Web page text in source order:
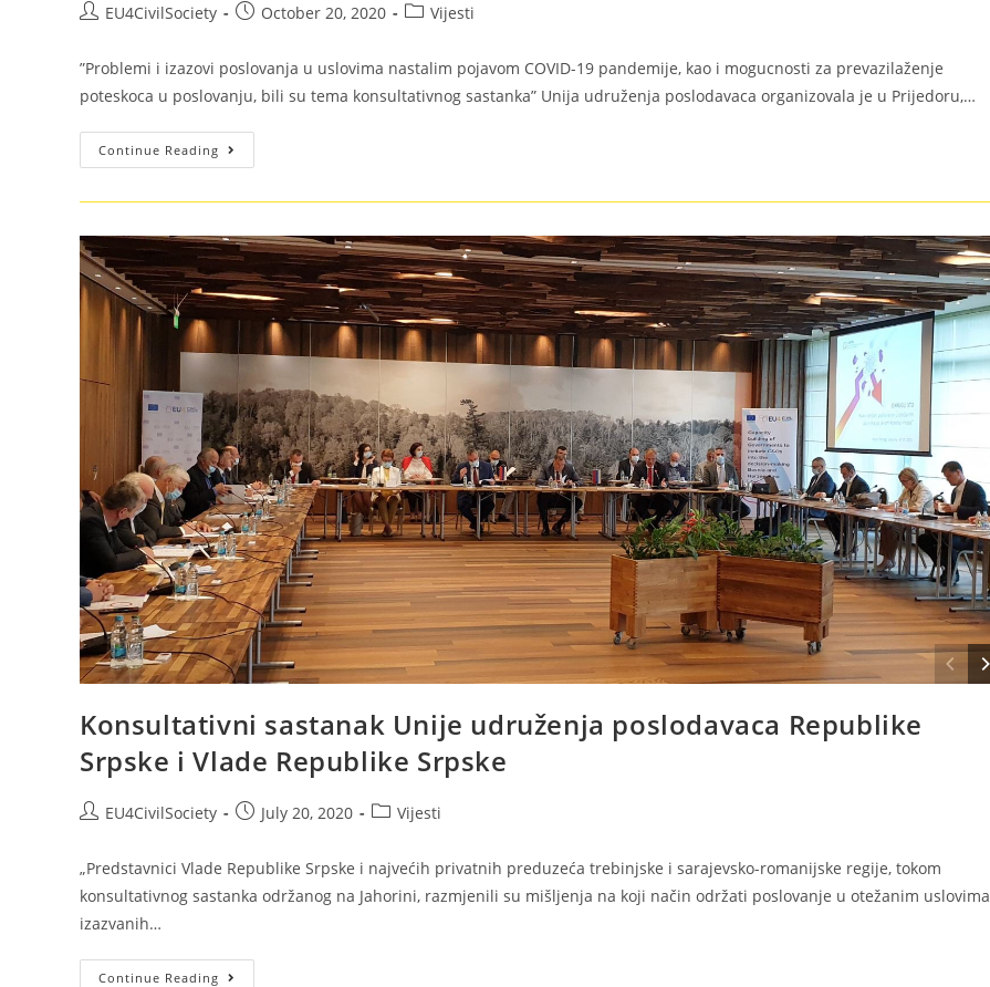
EU4CivilSociety October 20, 2020 Vijesti
”Problemi i izazovi poslovanja u uslovima nastalim pojavom COVID-19 pandemije, kao i mogucnosti za prevazilaženje
poteskoca u poslovanju, bili su tema konsultativnog sastanka” Unija udruženja poslodavaca organizovala je u Prijedoru,…
Continue Reading
Konsultativni sastanak Unije udruženja poslodavaca Republike
Srpske i Vlade Republike Srpske
EU4CivilSociety July 20, 2020 Vijesti
„Predstavnici Vlade Republike Srpske i najvećih privatnih preduzeća trebinjske i sarajevsko-romanijske regije, tokom
konsultativnog sastanka održanog na Jahorini, razmjenili su mišljenja na koji način održati poslovanje u otežanim uslovima
izazvanih…
Continue Reading